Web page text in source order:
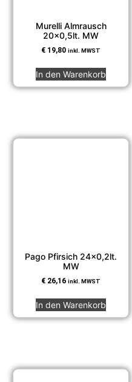
Murelli Almrausch
20×0,5lt. MW
€ 19,80 inkl. MWST
In den Warenkorb
Pago Pfirsich 24×0,2lt.
MW
€ 26,16 inkl. MWST
In den Warenkorb